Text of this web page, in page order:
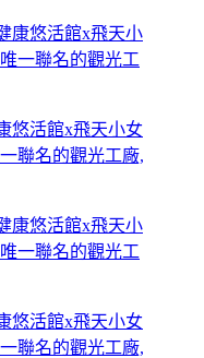
悠活館x飛天小女
聯名的觀光工廠,
悠活館x飛天小女
聯名的觀光工廠,